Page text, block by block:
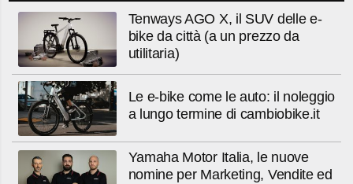
Tenways AGO X, il SUV delle e-
bike da città (a un prezzo da
utilitaria)
Le e-bike come le auto: il noleggio
a lungo termine di cambiobike.it
Yamaha Motor Italia, le nuove
nomine per Marketing, Vendite ed